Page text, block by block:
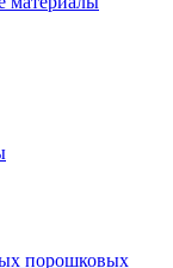
порошковых